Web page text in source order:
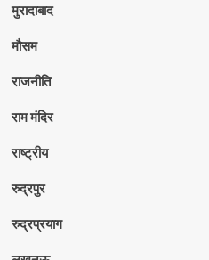
मुरादाबाद
मौसम
राजनीति
राम मंदिर
राष्ट्रीय
रुद्रपुर
रुद्रप्रयाग